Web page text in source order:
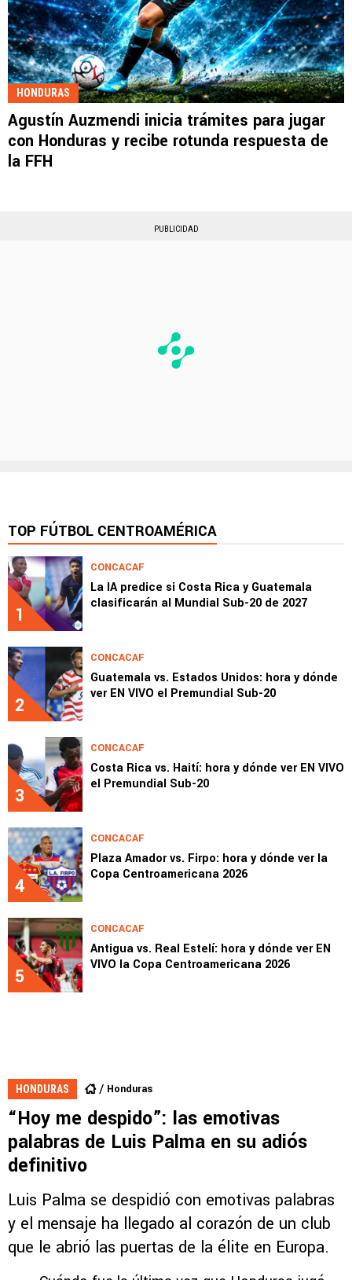
HONDURAS
Agustín Auzmendi inicia trámites para jugar
con Honduras y recibe rotunda respuesta de
la FFH
PUBLICIDAD
TOP FÚTBOL CENTROAMÉRICA
1
CONCACAF
La IA predice si Costa Rica y Guatemala
clasificarán al Mundial Sub-20 de 2027
2
CONCACAF
Guatemala vs. Estados Unidos: hora y dónde
ver EN VIVO el Premundial Sub-20
3
CONCACAF
Costa Rica vs. Haití: hora y dónde ver EN VIVO
el Premundial Sub-20
4
CONCACAF
Plaza Amador vs. Firpo: hora y dónde ver la
Copa Centroamericana 2026
5
CONCACAF
Antigua vs. Real Estelí: hora y dónde ver EN
VIVO la Copa Centroamericana 2026
HONDURAS Honduras
“Hoy me despido”: las emotivas
palabras de Luis Palma en su adiós
definitivo
Luis Palma se despidió con emotivas palabras
y el mensaje ha llegado al corazón de un club
que le abrió las puertas de la élite en Europa.